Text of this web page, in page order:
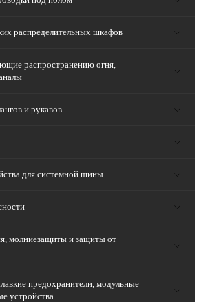
распределительных шкафов
распространению огня,
и рукавов
для системной шины
молниезащиты и защиты от
предохранители, модульные
устройства